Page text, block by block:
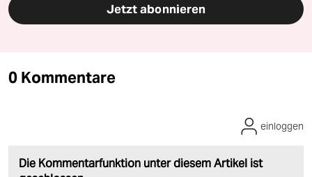
Jetzt abonnieren
0 Kommentare
Die Kommentarfunktion unter diesem Artikel ist
einloggen